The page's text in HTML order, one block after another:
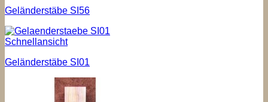
Geländerstäbe SI56
Schnellansicht
Geländerstäbe SI01